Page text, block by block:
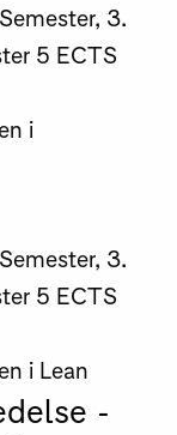
3.
5 ECTS
i
3.
5 ECTS
i Lean
-